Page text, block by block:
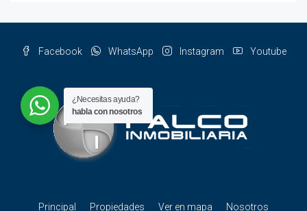
Facebook WhatsApp Instagram Youtube
Principal Propiedades Ver en mapa Nosotros
¿Necesitas ayuda?
habla con nosotros